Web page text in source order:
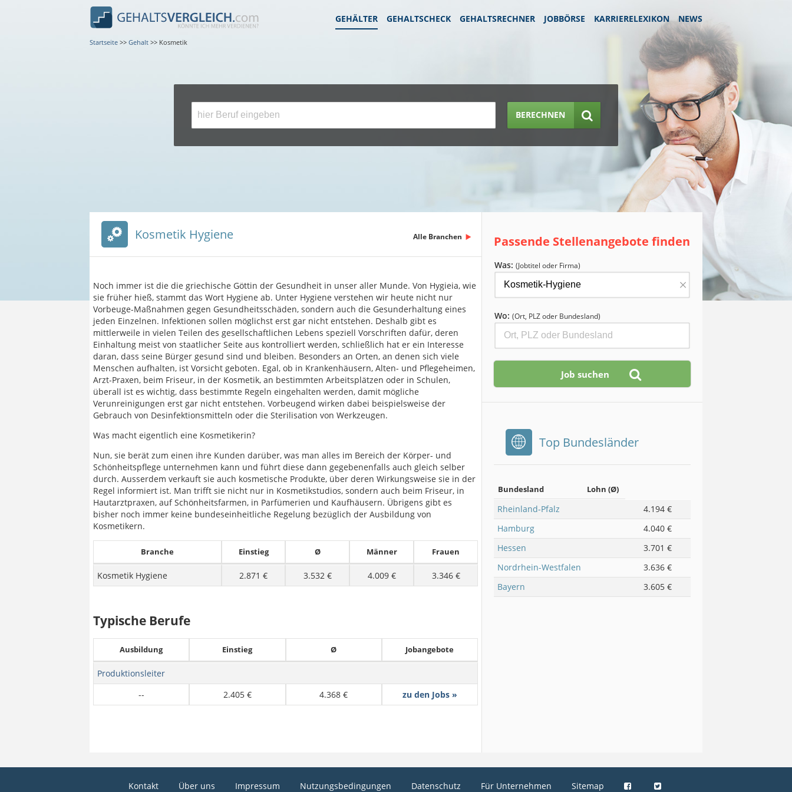
GEHÄLTER GEHALTSCHECK GEHALTSRECHNER JOBBÖRSE KARRIERELEXIKON NEWS
Startseite >> Gehalt >> Kosmetik
BERECHNEN
Kosmetik Hygiene Alle Branchen
Noch immer ist die die griechische Göttin der Gesundheit in unser aller Munde. Von Hygieia, wie
sie früher hieß, stammt das Wort Hygiene ab. Unter Hygiene verstehen wir heute nicht nur
Vorbeuge-Maßnahmen gegen Gesundheitsschäden, sondern auch die Gesunderhaltung eines
jeden Einzelnen. Infektionen sollen möglichst erst gar nicht entstehen. Deshalb gibt es
mittlerweile in vielen Teilen des gesellschaftlichen Lebens speziell Vorschriften dafür, deren
Einhaltung meist von staatlicher Seite aus kontrolliert werden, schließlich hat er ein Interesse
daran, dass seine Bürger gesund sind und bleiben. Besonders an Orten, an denen sich viele
Menschen aufhalten, ist Vorsicht geboten. Egal, ob in Krankenhäusern, Alten- und Pflegeheimen,
Arzt-Praxen, beim Friseur, in der Kosmetik, an bestimmten Arbeitsplätzen oder in Schulen,
überall ist es wichtig, dass bestimmte Regeln eingehalten werden, damit mögliche
Verunreinigungen erst gar nicht entstehen. Vorbeugend wirken dabei beispielsweise der
Gebrauch von Desinfektionsmitteln oder die Sterilisation von Werkzeugen.
Was macht eigentlich eine Kosmetikerin?
Nun, sie berät zum einen ihre Kunden darüber, was man alles im Bereich der Körper- und
Schönheitspflege unternehmen kann und führt diese dann gegebenenfalls auch gleich selber
durch. Ausserdem verkauft sie auch kosmetische Produkte, über deren Wirkungsweise sie in der
Regel informiert ist. Man trifft sie nicht nur in Kosmetikstudios, sondern auch beim Friseur, in
Hautarztpraxen, auf Schönheitsfarmen, in Parfümerien und Kaufhäusern. Übrigens gibt es
bisher noch immer keine bundeseinheitliche Regelung bezüglich der Ausbildung von
Kosmetikern.
Branche Einstieg Ø Männer Frauen
Kosmetik Hygiene 2.871 € 3.532 € 4.009 € 3.346 €
Typische Berufe
Ausbildung Einstieg Ø Jobangebote
Produktionsleiter
--
2.405 € 4.368 € zu den Jobs »
Passende Stellenangebote finden
Was: (Jobtitel oder Firma)
×
Wo: (Ort, PLZ oder Bundesland)
Top Bundesländer
Bundesland Lohn (Ø)
Rheinland-Pfalz
4.194 €
Hamburg
4.040 €
Hessen
3.701 €
Nordrhein-Westfalen
3.636 €
Bayern
3.605 €
Kontakt Über uns Impressum Nutzungsbedingungen Datenschutz Für Unternehmen Sitemap